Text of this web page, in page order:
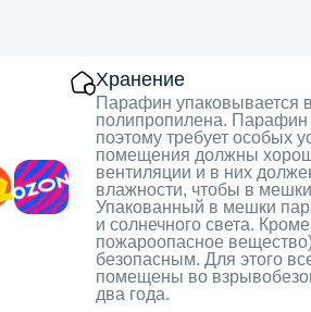
Хранение
Парафин упаковывается
полипропилена. Парафин
поэтому требует особых
помещения должны
вентиляции и в них
влажности, чтобы в
Упакованный в мешки
и солнечного света.
пожароопасное
безопасным. Для этого
помещены во
два года.